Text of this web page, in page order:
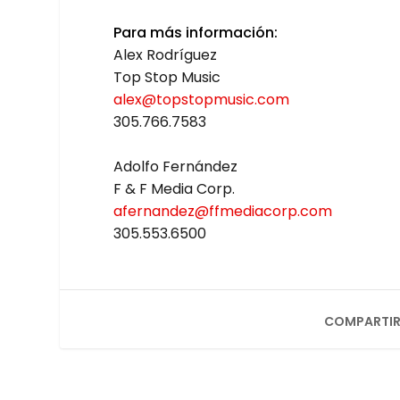
Para más infor­ma­ción:
Alex Rodrí­guez
Top Stop Music
alex@topstopmusic.com
305.766.7583
Adol­fo Fer­nán­dez
F & F Media Corp.
afernandez@ffmediacorp.com
305.553.6500